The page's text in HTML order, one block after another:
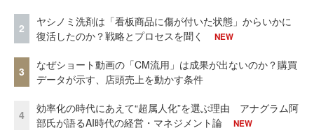
2
ヤシノミ洗剤は「看板商品に傷が付いた状態」からいかに
復活したのか？戦略とプロセスを聞く
NEW
3
なぜショート動画の「CM流用」は成果が出ないのか？購買
データが示す、店頭売上を動かす条件
4
効率化の時代にあえて“超属人化”を選ぶ理由 アナグラム阿
部氏が語るAI時代の経営・マネジメント論
NEW